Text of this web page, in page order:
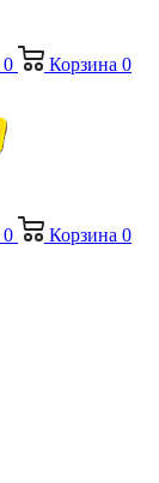
0 Корзина 0
0 Корзина 0